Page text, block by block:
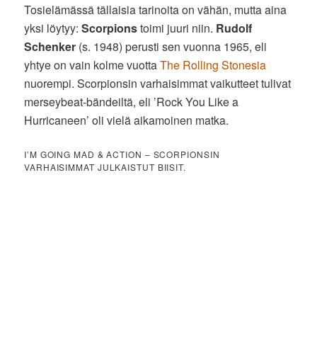
Tosielämässä tällaisia tarinoita on vähän, mutta aina
yksi löytyy:Scorpionstoimi juuri niin. Rudolf
Schenker (s. 1948) perusti sen vuonna 1965, eli
yhtye on vain kolme vuottaThe Rolling Stonesia
nuorempi. Scorpionsin varhaisimmat vaikutteet tulivat
merseybeat-bändeiltä, eli ’Rock You Like a
Hurricaneen’ oli vielä aikamoinen matka.
I’M GOING MAD & ACTION – SCORPIONSIN
VARHAISIMMAT JULKAISTUT BIISIT.